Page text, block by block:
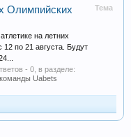
Тема
Олимпийских
на летних
по 21 августа. Будут
- 0, в разделе:
Uabets